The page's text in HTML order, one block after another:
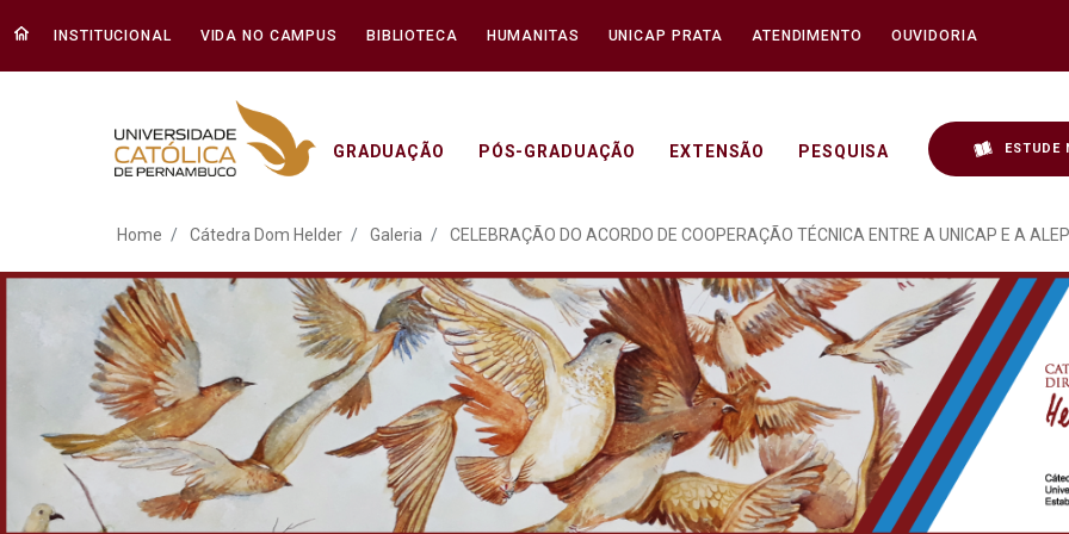
INSTITUCIONAL VIDA NO CAMPUS BIBLIOTECA HUMANITAS UNICAP PRATA ATENDIMENTO OUVIDORIA
GRADUAÇÃO PÓS-GRADUAÇÃO EXTENSÃO PESQUISA ESTUDE
ATO EM DEFESA DA DEMOCRACIA
Home Cátedra Dom Helder Galeria CELEBRAÇÃO DO ACORDO DE COOPERAÇÃO TÉCNICA ENTRE A UNICAP E A